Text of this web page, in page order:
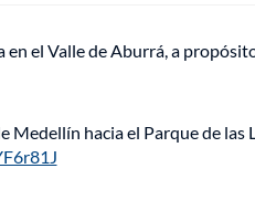
el Valle de Aburrá, a
Medellín hacia el Parque de las